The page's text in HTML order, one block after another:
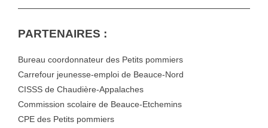
PARTENAIRES :
Bureau coordonnateur des Petits pommiers
Carrefour jeunesse-emploi de Beauce-Nord
CISSS de Chaudière-Appalaches
Commission scolaire de Beauce-Etchemins
CPE des Petits pommiers